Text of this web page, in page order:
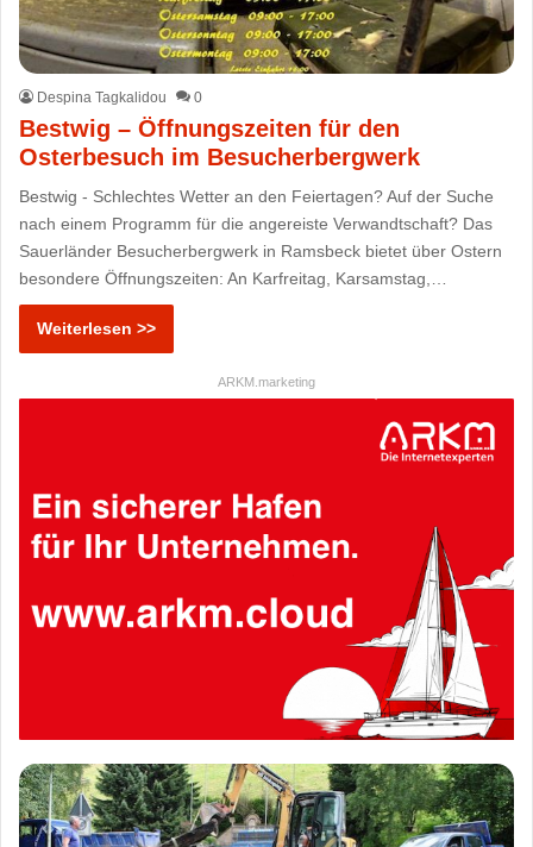
Despina Tagkalidou 0
Bestwig – Öffnungszeiten für den
Osterbesuch im Besucherbergwerk
Bestwig - Schlechtes Wetter an den Feiertagen? Auf der Suche
nach einem Programm für die angereiste Verwandtschaft? Das
Sauerländer Besucherbergwerk in Ramsbeck bietet über Ostern
besondere Öffnungszeiten: An Karfreitag, Karsamstag,…
Weiterlesen >>
ARKM.marketing